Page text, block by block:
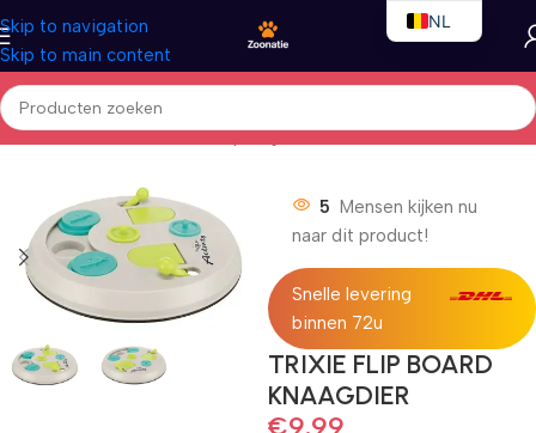
Skip to navigation
Skip to main content
Home/Kleindieren/Kleindierspeelgoed
5 Mensen kijken nu
naar dit product!
Snelle levering
binnen 72u
TRIXIE FLIP BOARD
KNAAGDIER
€9.99
NL